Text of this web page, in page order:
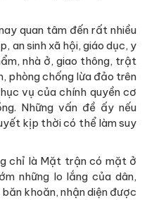
quan tâm đến rất nhiều
an sinh xã hội, giáo dục, y
nhà ở, giao thông, trật
phòng chống lừa đảo trên
vụ của chính quyền cơ
Những vấn đề ấy nếu
kịp thời có thể làm suy
chỉ là Mặt trận có mặt ở
những lo lắng của dân,
khoăn, nhận diện được